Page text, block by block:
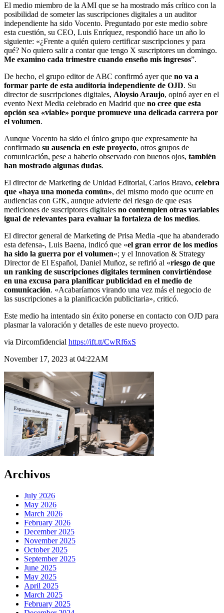
El medio miembro de la AMI que se ha mostrado más crítico con la
posibilidad de someter las suscripciones digitales a un auditor
independiente ha sido Vocento. Preguntado por este medio sobre
esta cuestión, su CEO, Luis Enríquez, respondió hace un año lo
siguiente: «¿Frente a quién quiero certificar suscripciones y para
qué? No quiero salir a contar que tengo X suscriptores un domingo.
Me examino cada trimestre cuando enseño mis ingresos”.
De hecho, el grupo editor de ABC confirmó ayer que no va a
formar parte de esta auditoría independiente de OJD. Su
director de suscripciones digitales, Aloysio Araujo, opinó ayer en el
evento Next Media celebrado en Madrid que no cree que esta
opción sea «viable» porque promueve una delicada carrera por
el volumen.
Aunque Vocento ha sido el único grupo que expresamente ha
confirmado su ausencia en este proyecto, otros grupos de
comunicación, pese a haberlo observado con buenos ojos, también
han mostrado algunas dudas.
El director de Marketing de Unidad Editorial, Carlos Bravo, celebra
que «haya una moneda común», del mismo modo que ocurre en
audiencias con GfK, aunque advierte del riesgo de que esas
mediciones de suscriptores digitales no contemplen otras variables
igual de relevantes para evaluar la fortaleza de los medios.
El director general de Marketing de Prisa Media -que ha abanderado
esta defensa-, Luis Baena, indicó que «el gran error de los medios
ha sido la guerra por el volumen«; y el Innovation & Strategy
Director de El Español, Daniel Muñoz, se refirió al «riesgo de que
un ranking de suscripciones digitales terminen convirtiéndose
en una excusa para planificar publicidad en el medio de
comunicación. «Acabaríamos virando una vez más el negocio de
las suscripciones a la planificación publicitaria», criticó.
Este medio ha intentado sin éxito ponerse en contacto con OJD para
plasmar la valoración y detalles de este nuevo proyecto.
via Dircomfidencial https://ift.tt/CwRf6xS
November 17, 2023 at 04:22AM
Archivos
July 2026
May 2026
March 2026
February 2026
December 2025
November 2025
October 2025
September 2025
June 2025
May 2025
April 2025
March 2025
February 2025